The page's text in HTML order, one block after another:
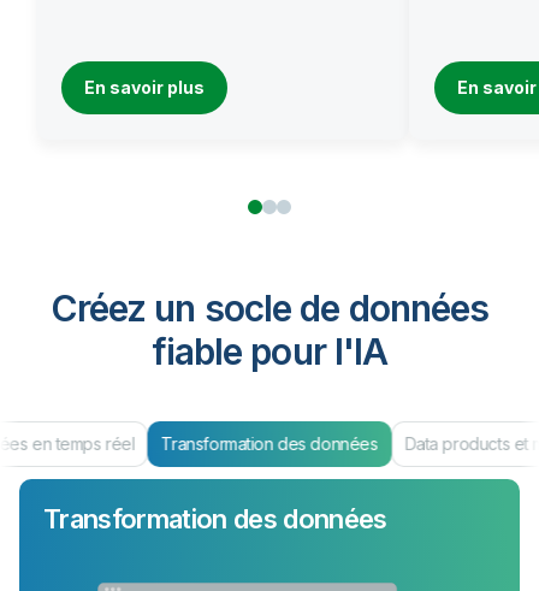
En savoir plus En
Créez un socle de données
fiable pour I'IA
en temps réel Transformation des données Data products et
Transformation des données